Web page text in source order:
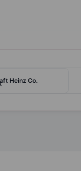
Heinz Co.